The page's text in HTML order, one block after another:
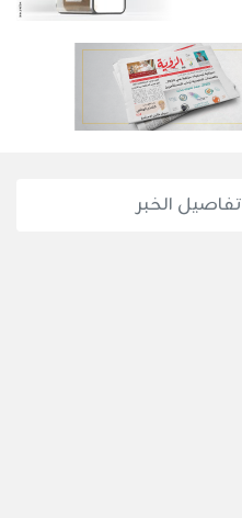
تفاصيل الخبر